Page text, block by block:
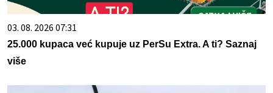
03. 08. 2026 07:31
25.000 kupaca već kupuje uz PerSu Extra. A ti? Saznaj
više